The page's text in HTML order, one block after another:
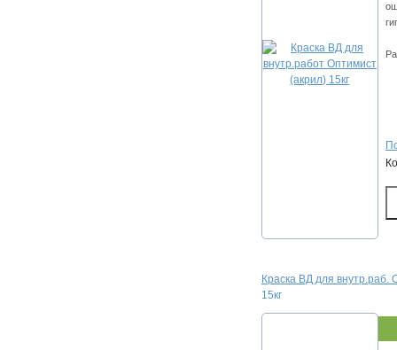
Краска ВД для внутр.раб.
15кг